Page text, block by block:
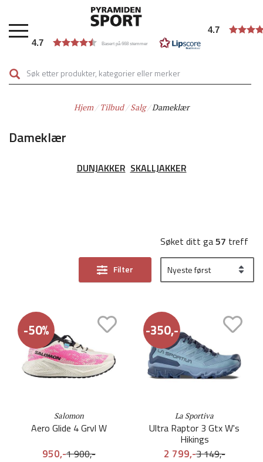
hovedinnhold
4.7 Basert på 668 stemmer
4.7
Hjem Tilbud Salg Dameklær
Dameklær
DUNJAKKER SKALLJAKKER
Søket ditt ga57 treff
Filter
-50%
Salomon
Aero Glide 4 Grvl W
1 900,-
950,-
-350,-
La Sportiva
Ultra Raptor 3 Gtx W's
Hikings
3 149,-
2 799,-